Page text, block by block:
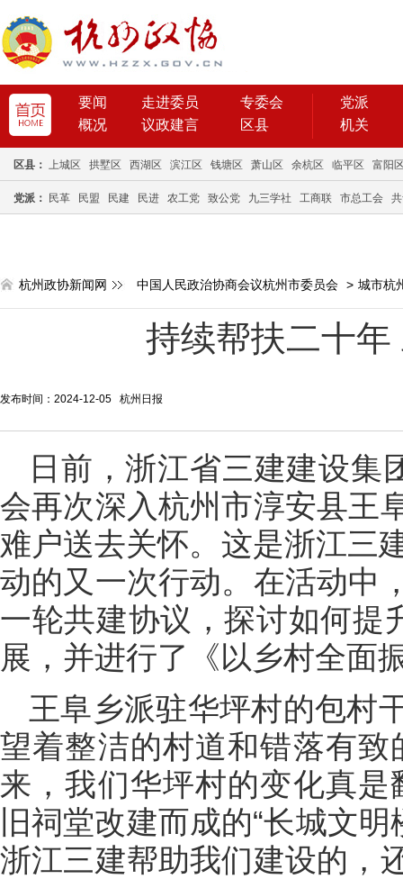
要闻 走进委员
专委会
概况
议政建言 区县
党派
机关
区县： 上城区 拱墅区 西湖区 滨江区 钱塘区 萧山区 余杭区 临平区 富阳
党派： 民革 民盟 民建 民进 农工党 致公党 九三学社 工商联 市总工会
杭州政协新闻网 中国人民政治协商会议杭州市委员会 > 城市杭
持续帮扶二十
发布时间：2024-12-05 杭州日报
日前，浙江省三建建设集
会再次深入杭州市淳安县王
难户送去关怀。这是浙江三
动的又一次行动。在活动中
一轮共建协议，探讨如何提
展，并进行了《以乡村全面
王阜乡派驻华坪村的包村
望着整洁的村道和错落有致
来，我们华坪村的变化真
旧祠堂改建而成的“长城文
浙江三建帮助我们建设的，